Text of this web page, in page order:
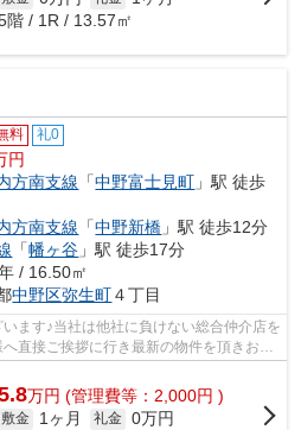
階 / 1R / 13.57㎡
料 礼0
円
方南支線 「中野富士見町 」駅 徒歩
方南支線 「中野新橋 」駅 徒歩12分
「幡ヶ谷 」駅 徒歩17分
/ 16.50㎡
中野区弥生町４丁目
ます♪当社は他社に負けない総合仲介店を
直接ご挨拶に行き最新の物件を頂きお客
は...
万円 (管理費等：2,000円 )
敷金 1ヶ月 礼金 0万円